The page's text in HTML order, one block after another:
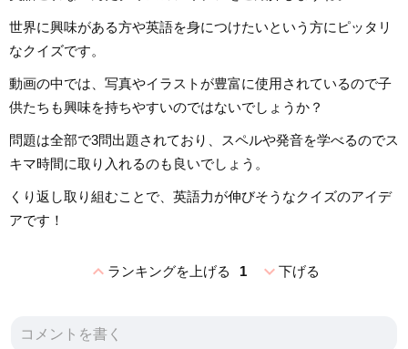
世界に興味がある方や英語を身につけたいという方にピッタリ
なクイズです。
動画の中では、写真やイラストが豊富に使用されているので子
供たちも興味を持ちやすいのではないでしょうか？
問題は全部で3問出題されており、スペルや発音を学べるのでス
キマ時間に取り入れるのも良いでしょう。
くり返し取り組むことで、英語力が伸びそうなクイズのアイデ
アです！
expand_lessランキングを上げる 1 expand_more下げる